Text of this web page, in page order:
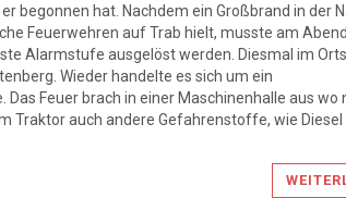
begonnen hat. Nachdem ein Großbrand in der
Feuerwehren auf Trab hielt, musste am
Alarmstufe ausgelöst werden. Diesmal im
Wieder handelte es sich um ein
Das Feuer brach in einer Maschinenhalle aus wo
Traktor auch andere Gefahrenstoffe, wie Diesel